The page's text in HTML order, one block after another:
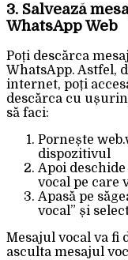
3. Salvează
WhatsApp Web
Poți descărca
WhatsApp. Astfel,
internet, poți
descărca cu
să faci:
Pornește
dispozitivul
Apoi
vocal pe care
Apasă pe
vocal” și
Mesajul vocal va fi
asculta mesajul